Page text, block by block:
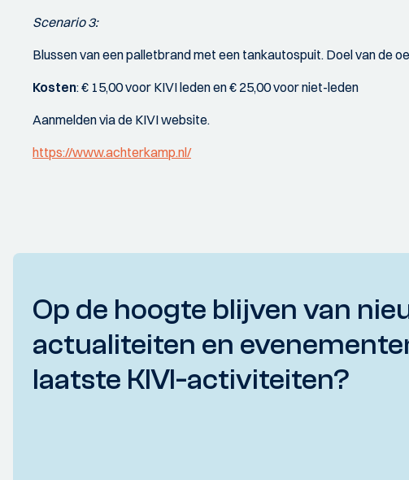
Scenario 3:
Blussen van een palletbrand met een tankautospuit. Doel van de
Kosten: € 15,00 voor KIVI leden en € 25,00 voor niet-leden
Aanmelden via de KIVI website.
https://www.achterkamp.nl/
Op de hoogte blijven van
actualiteiten en
laatste KIVI-activiteiten?